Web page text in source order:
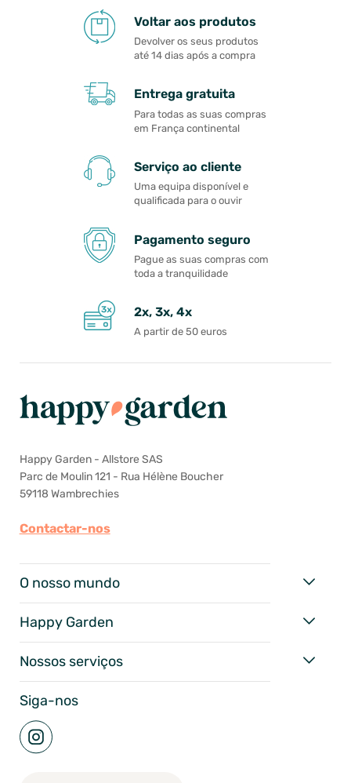
Voltar aos produtos
Devolver os seus produtos
até 14 dias após a compra
Entrega gratuita
Para todas as suas compras
em França continental
Serviço ao cliente
Uma equipa disponível e
qualificada para o ouvir
Pagamento seguro
Pague as suas compras com
toda a tranquilidade
2x, 3x, 4x
A partir de 50 euros
Happy Garden - Allstore SAS
Parc de Moulin 121 - Rua Hélène Boucher
59118 Wambrechies
Contactar-nos
O nosso mundo
Happy Garden
Nossos serviços
Siga-nos